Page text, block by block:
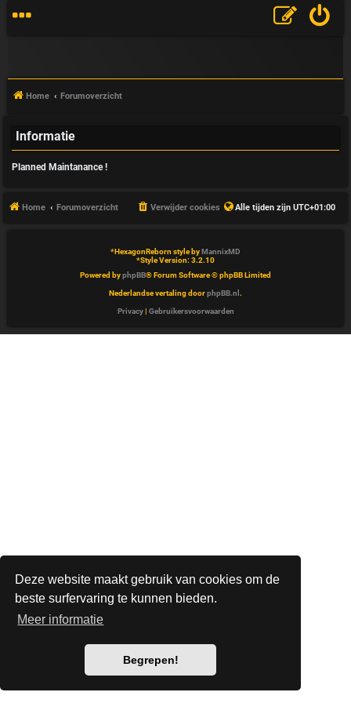
Deze website maakt gebruik van cookies om de
beste surfervaring te kunnen bieden.
Meer informatie
Begrepen!
V
A
Home Forumoverzicht
Informatie
Planned Maintanance !
Home Forumoverzicht Alle tijden zijn UTC+01:00
Verwijder cookies
*HexagonReborn style byMannixMD
*Style Version: 3.2.10
Powered byphpBB® Forum Software © phpBB Limited
Nederlandse vertaling doorphpBB.nl .
Privacy| Gebruikersvoorwaarden